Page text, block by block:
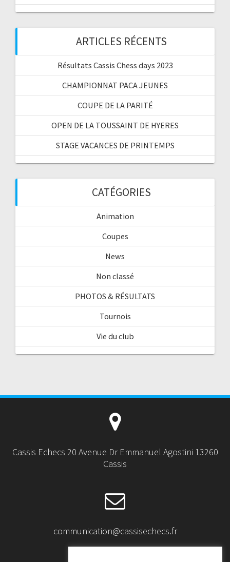
ARTICLES RÉCENTS
Résultats Cassis Chess days 2023
CHAMPIONNAT PACA JEUNES
COUPE DE LA PARITÉ
OPEN DE LA TOUSSAINT DE HYERES
STAGE VACANCES DE PRINTEMPS
CATÉGORIES
Animation
Coupes
News
Non classé
PHOTOS & RÉSULTATS
Tournois
Vie du club
Cassis Echecs 20 Avenue Dr Emmanuel Agostini 13260
Cassis
communication@cassisechecs.fr